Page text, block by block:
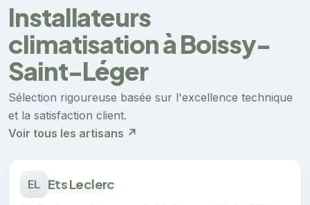
Installateurs
climatisation à Boissy-
Saint-Léger
Sélection rigoureuse basée sur l'excellence technique
et la satisfaction client.
Voir tous les artisans ↗
EL Ets Leclerc